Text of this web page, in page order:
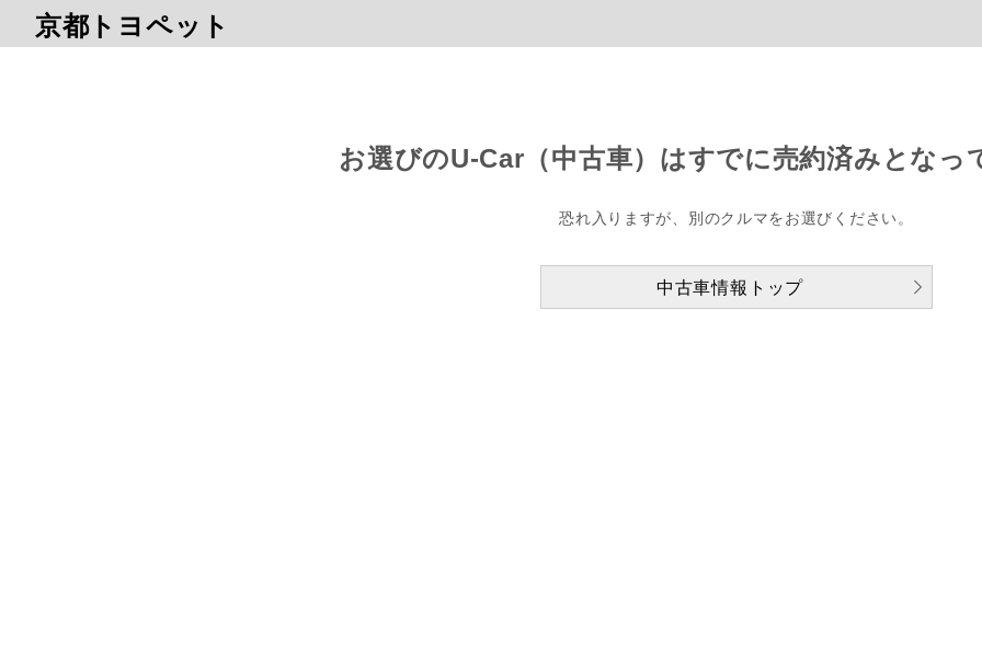
京都トヨペット
お選びのU-Car（中古車）はすでに売約済みとなっ
恐れ入りますが、別のクルマをお選びください。
中古車情報トップ